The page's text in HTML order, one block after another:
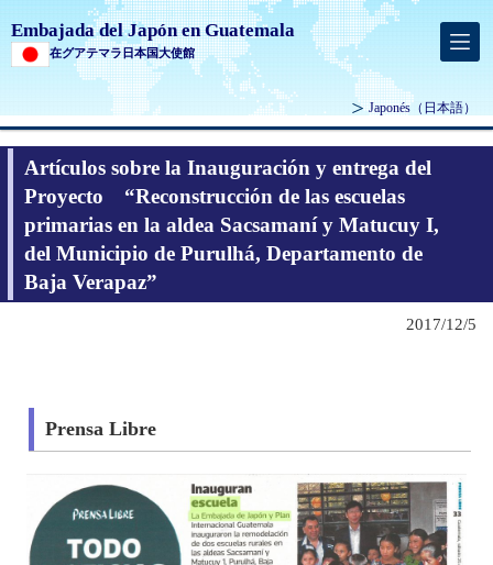
Embajada del Japón en Guatemala
在グアテマラ日本国大使館
Japonés （日本語）
Artículos sobre la Inauguración y entrega del
Proyecto “Reconstrucción de las escuelas
primarias en la aldea Sacsamaní y Matucuy I,
del Municipio de Purulhá, Departamento de
Baja Verapaz”
2017/12/5
Prensa Libre